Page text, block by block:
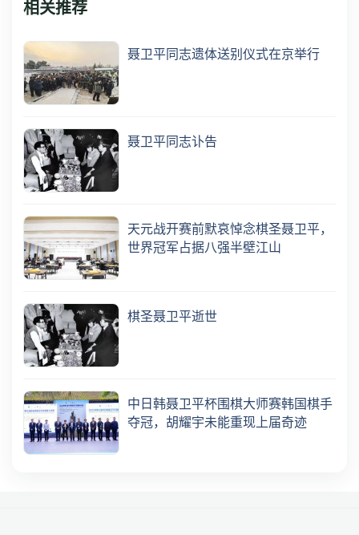
相关推荐
聂卫平同志遗体送别仪式在京举行
聂卫平同志讣告
天元战开赛前默哀悼念棋圣聂卫平，
世界冠军占据八强半壁江山
棋圣聂卫平逝世
中日韩聂卫平杯围棋大师赛韩国棋手
夺冠，胡耀宇未能重现上届奇迹